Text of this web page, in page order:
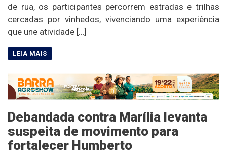
de rua, os participantes percorrem estradas e trilhas
cercadas por vinhedos, vivenciando uma experiência
que une atividade […]
Debandada contra Marília levanta
suspeita de movimento para
fortalecer Humberto